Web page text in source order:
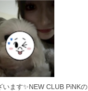
います✨NEW CLUB PiNKの